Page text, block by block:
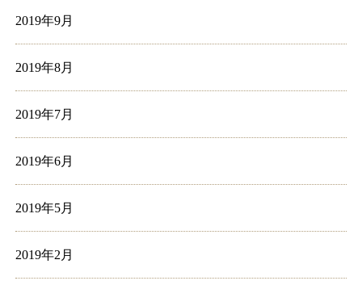
2019年9月
2019年8月
2019年7月
2019年6月
2019年5月
2019年2月